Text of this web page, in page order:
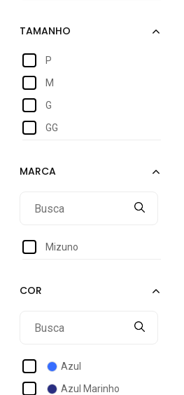
P
M
G
GG
Mizuno
Azul
Azul Marinho